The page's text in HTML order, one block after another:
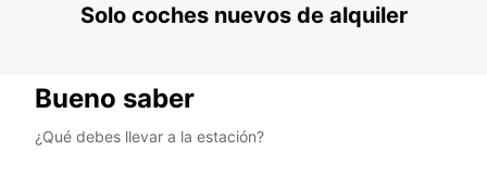
Solo coches nuevos de alquiler
Bueno saber
¿Qué debes llevar a la estación?